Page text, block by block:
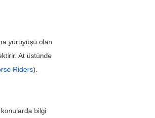
yürüyüşü olan
At üstünde
Riders).
bilgi